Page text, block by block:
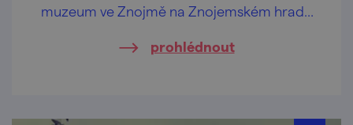
muzeum ve Znojmě na Znojemském hradě
jejich pra/rodiče.
prohlédnout